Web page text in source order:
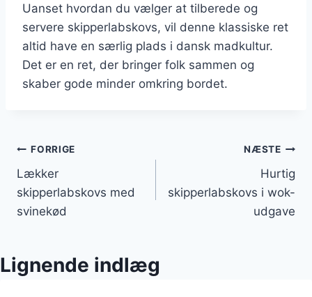
Uanset hvordan du vælger at tilberede og
servere skipperlabskovs, vil denne klassiske ret
altid have en særlig plads i dansk madkultur.
Det er en ret, der bringer folk sammen og
skaber gode minder omkring bordet.
Indlægsnavigation
FORRIGE
Lækker
skipperlabskovs med
svinekød
NÆSTE
Hurtig
skipperlabskovs i wok-
udgave
Lignende indlæg